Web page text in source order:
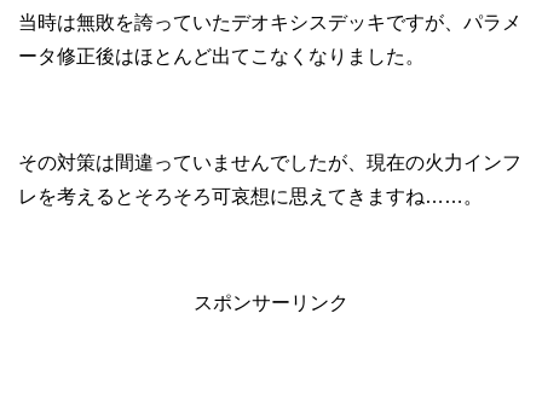
当時は無敗を誇っていたデオキシスデッキですが、パラメ
ータ修正後はほとんど出てこなくなりました。
その対策は間違っていませんでしたが、現在の火力インフ
レを考えるとそろそろ可哀想に思えてきますね……。
スポンサーリンク